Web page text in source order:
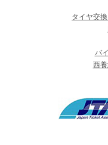
タイヤ交
バ
西